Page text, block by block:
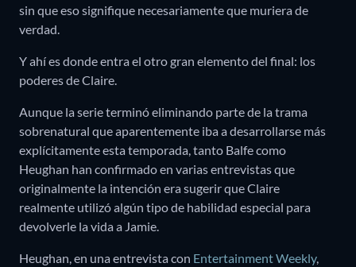
sin que eso signifique necesariamente que muriera de
verdad.
Y ahí es donde entra el otro gran elemento del final: los
poderes de Claire.
Aunque la serie terminó eliminando parte de la trama
sobrenatural que aparentemente iba a desarrollarse más
explícitamente esta temporada, tanto Balfe como
Heughan han confirmado en varias entrevistas que
originalmente la intención era sugerir que Claire
realmente utilizó algún tipo de habilidad especial para
devolverle la vida a Jamie.
Heughan, en una entrevista con Entertainment Weekly,